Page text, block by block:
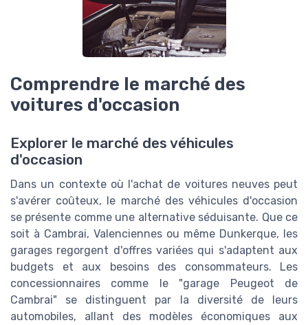
Comprendre le marché des
voitures d'occasion
Explorer le marché des véhicules
d'occasion
Dans un contexte où l'achat de voitures neuves peut
s'avérer coûteux, le marché des véhicules d'occasion
se présente comme une alternative séduisante. Que ce
soit à Cambrai, Valenciennes ou même Dunkerque, les
garages regorgent d'offres variées qui s'adaptent aux
budgets et aux besoins des consommateurs. Les
concessionnaires comme le "garage Peugeot de
Cambrai" se distinguent par la diversité de leurs
automobiles, allant des modèles économiques aux